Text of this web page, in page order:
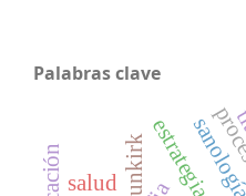
Palabras clave
dunkirk
salud